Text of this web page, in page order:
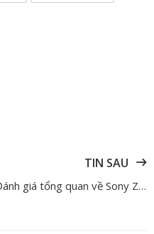
TIN SAU
Đánh giá tổng quan về Sony ZV-E10 Mark II – Chiếc máy ảnh Vlogging quốc dân mới trong năm 2024